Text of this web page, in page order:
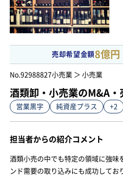
売却希望金額8億円
No.92988827小売業 ＞ 小売業
酒類卸・小売業のM&A・
営業黒字 純資産プラス +2
担当者からの紹介コメント
酒類小売の中でも特定の領域に強味
ンド需要の取り込みにも成功してお